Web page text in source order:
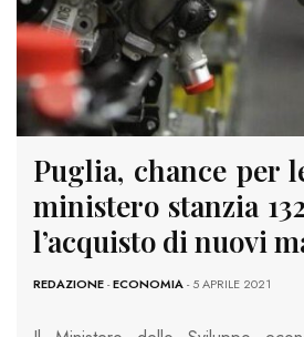
Puglia, chance per
ministero stanzia
l’acquisto di nuovi
REDAZIONE-ECONOMIA- 5 APRILE 2021